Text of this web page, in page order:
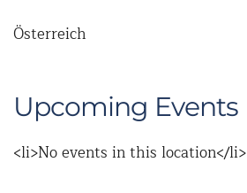
Österreich
Upcoming Events
<li>No events in this location</li>